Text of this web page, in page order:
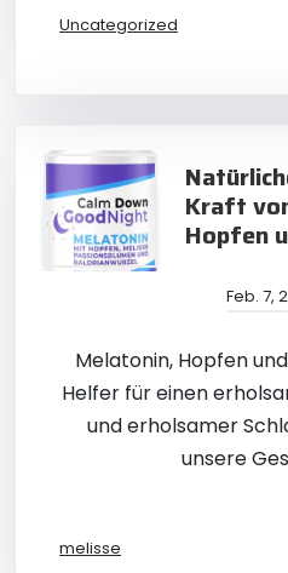
Uncategorized
Kraft
Hopfen
Feb. 7,
Melatonin, Hopfen
Helfer für einen
und erholsamer
unsere
melisse